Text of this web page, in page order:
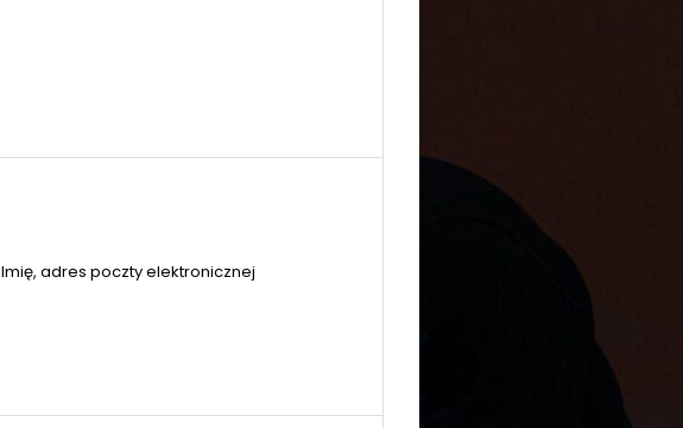
Imię, adres poczty elektronicznej